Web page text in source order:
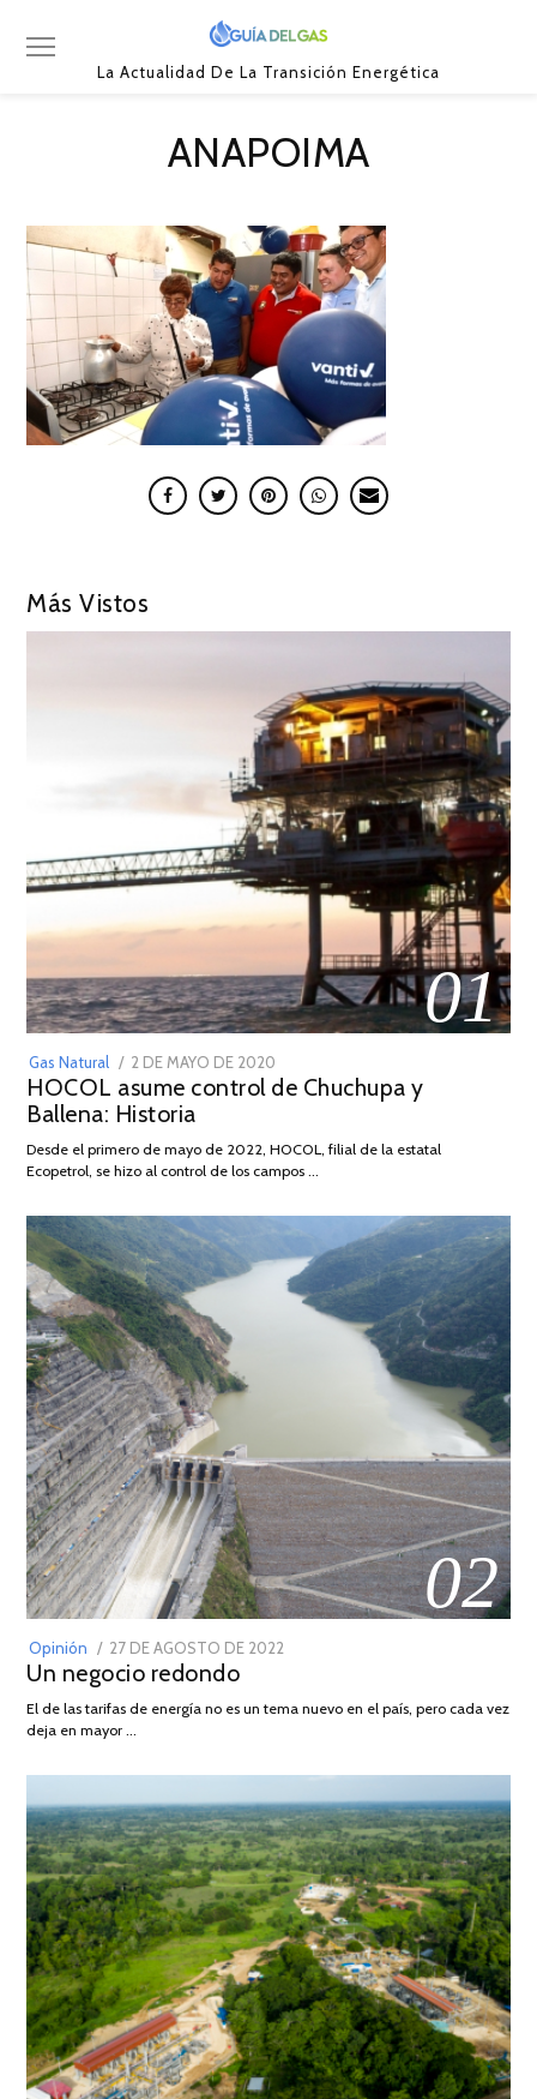
La Actualidad De La Transición Energética
ANAPOIMA
Más Vistos
01
Gas Natural
POSTED
ON
2 DE MAYO DE 2020
DE
2026
HOCOL asume control de Chuchupa y
Ballena: Historia
Desde el primero de mayo de 2022, HOCOL, filial de la estatal
Ecopetrol, se hizo al control de los campos …
02
Opinión
POSTED
ON
27 DE AGOSTO DE 2022
DE
Un negocio redondo
El de las tarifas de energía no es un tema nuevo en el país, pero cada vez
deja en mayor …